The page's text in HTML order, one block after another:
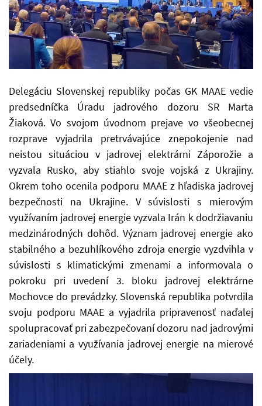
Delegáciu Slovenskej republiky počas GK MAAE vedie
predsedníčka Úradu jadrového dozoru SR Marta
Žiaková. Vo svojom úvodnom prejave vo všeobecnej
rozprave vyjadrila pretrvávajúce znepokojenie nad
neistou situáciou v jadrovej elektrárni Záporožie a
vyzvala Rusko, aby stiahlo svoje vojská z Ukrajiny.
Okrem toho ocenila podporu MAAE z hľadiska jadrovej
bezpečnosti na Ukrajine. V súvislosti s mierovým
využívaním jadrovej energie vyzvala Irán k dodržiavaniu
medzinárodných dohôd. Význam jadrovej energie ako
stabilného a bezuhlíkového zdroja energie vyzdvihla v
súvislosti s klimatickými zmenami a informovala o
pokroku pri uvedení 3. bloku jadrovej elektrárne
Mochovce do prevádzky. Slovenská republika potvrdila
svoju podporu MAAE a vyjadrila pripravenosť naďalej
spolupracovať pri zabezpečovaní dozoru nad jadrovými
zariadeniami a využívania jadrovej energie na mierové
účely.